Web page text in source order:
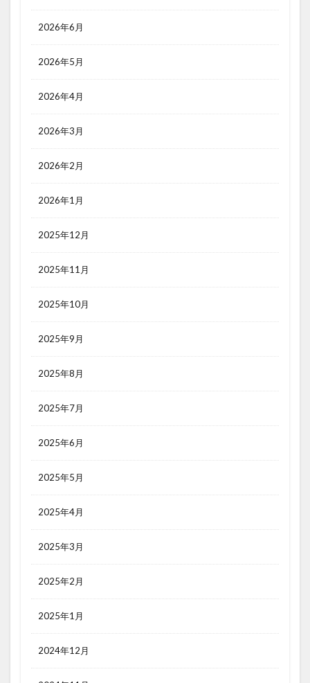
2026年6月
2026年5月
2026年4月
2026年3月
2026年2月
2026年1月
2025年12月
2025年11月
2025年10月
2025年9月
2025年8月
2025年7月
2025年6月
2025年5月
2025年4月
2025年3月
2025年2月
2025年1月
2024年12月